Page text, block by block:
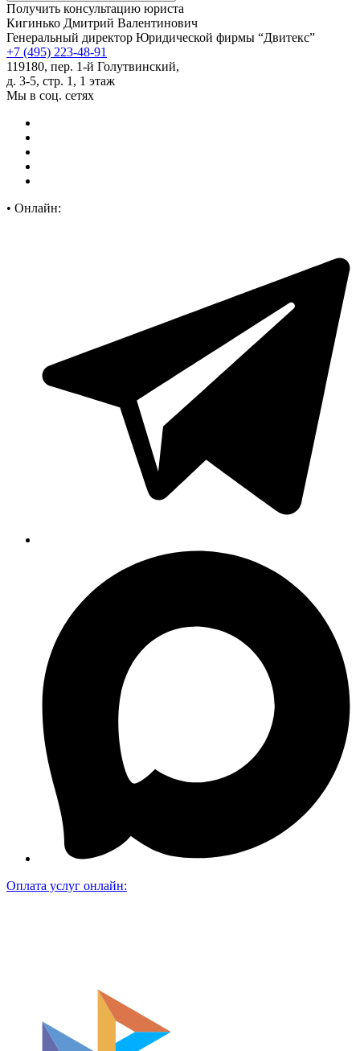
Получить консультацию юриста
Кигинько Дмитрий Валентинович
Генеральный директор Юридической фирмы “Двитекс”
+7 (495) 223-48-91
119180, пер. 1-й Голутвинский,
д. 3-5, стр. 1, 1 этаж
Мы в соц. сетях
• Онлайн:
Оплата услуг онлайн: